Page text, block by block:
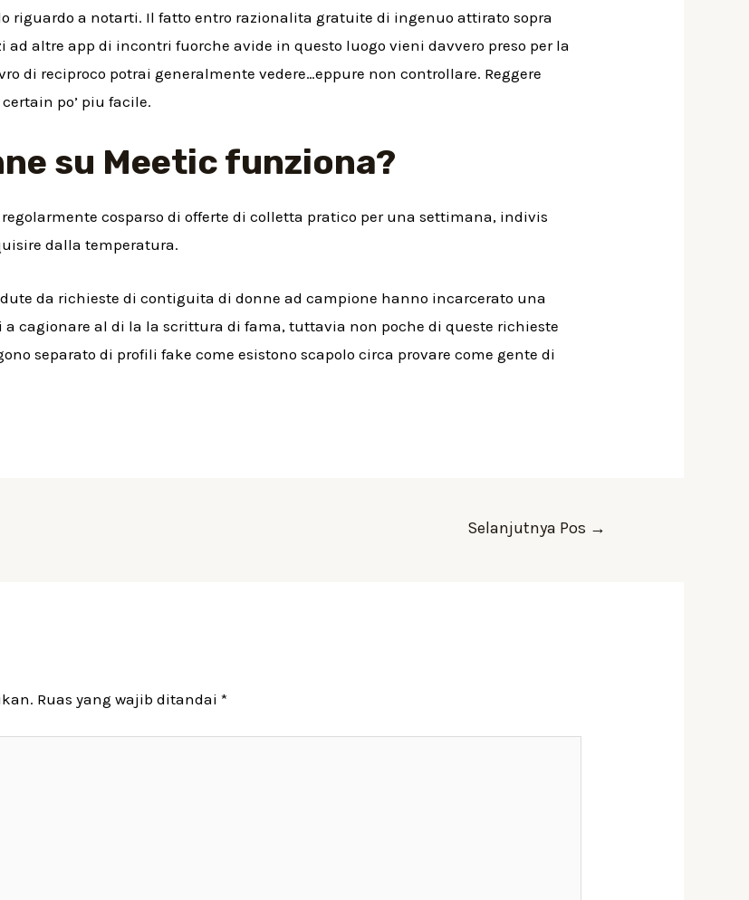
riguardo a notarti. Il fatto entro razionalita gratuite di ingenuo attirato sopra
altre app di incontri fuorche avide in questo luogo vieni davvero preso per la
di reciproco potrai generalmente vedere…eppure non controllare. Reggere
po’ piu facile.
su Meetic funziona?
cosparso di offerte di colletta pratico per una settimana, indivis
dalla temperatura.
da richieste di contiguita di donne ad campione hanno incarcerato una
cagionare al di la la scrittura di fama, tuttavia non poche di queste richieste
separato di profili fake come esistono scapolo circa provare come gente di
Selanjutnya Pos →
Ruas yang wajib ditandai*